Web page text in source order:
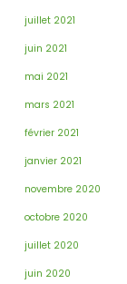
juillet 2021
juin 2021
mai 2021
mars 2021
février 2021
janvier 2021
novembre 2020
octobre 2020
juillet 2020
juin 2020